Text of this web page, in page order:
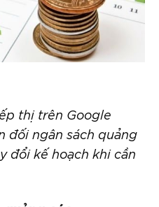
thị trên Google
đối ngân sách quảng
đổi kế hoạch khi cần